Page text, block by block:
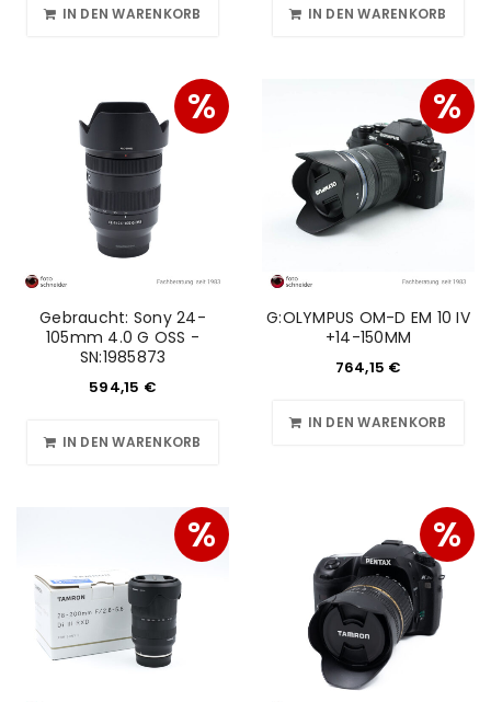
PASSWORT VERGESSEN?
REGISTRIEREN
E-Mail-Adresse*
Ein Link zum Erstellen eines neuen Passworts wird an
deine E-Mail-Adresse gesendet.
NEWSLETTER ABONNIEREN
Please select all the ways you would like to hear from
Ich stimme zu
Ja, ich möchte ein Kundenkonto eröffnen und
akzeptiere dieDatenschutzerklärung. *
IN DEN WARENKORB IN DEN WARENKORB
%
Gebraucht: Sony 24-
105mm 4.0 G OSS -
SN:1985873
594,15 €
IN DEN WARENKORB
%
G:OLYMPUS OM-D EM 10 IV
+14-150MM
764,15 €
IN DEN WARENKORB
% %